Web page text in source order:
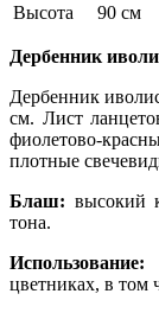
Высота
90 см
Дербенник
Дербенник
см. Лист
фиолетово-
плотные
Блаш: высокий
тона.
Использование:
цветниках, в том